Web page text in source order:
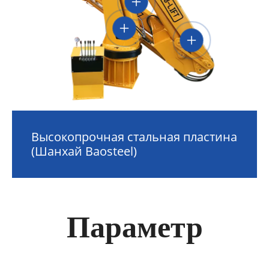
Высокопрочная стальная пластина
(Шанхай Baosteel)
Параметр